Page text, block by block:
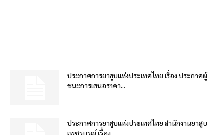
ประกาศการยาสูบแห่งประเทศไทย เรื่อง ประกาศผู้
ชนะการเสนอราคา...
ประกาศการยาสูบแห่งประเทศไทย สำนักงานยาสูบ
เพชรบูรณ์ เรื่อง...